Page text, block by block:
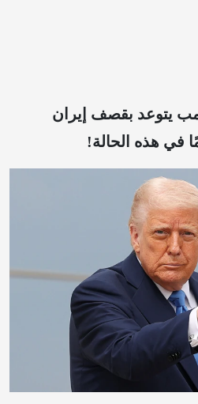
يتوعد بقصف إيران
في هذه الحالة!